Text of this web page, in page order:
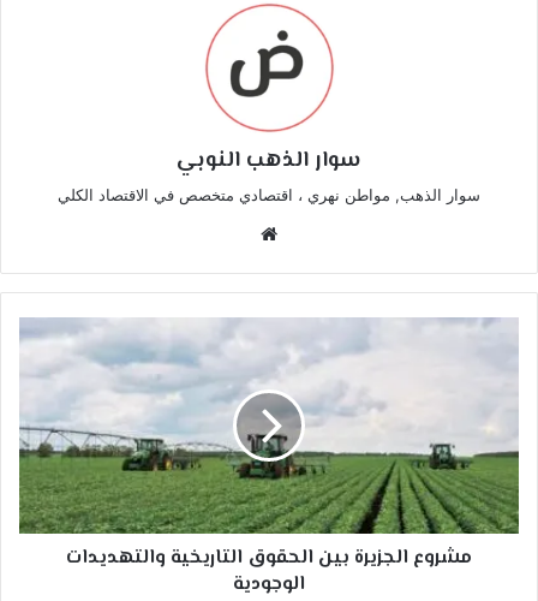
سوار الذهب النوبي
سوار الذهب, مواطن نهري ، اقتصادي متخصص في الاقتصاد الكلي
مشروع
التاريخية
والتهديدات
الوجودية
مشروع الجزيرة بين الحقوق التاريخية والتهديدات
الوجودية